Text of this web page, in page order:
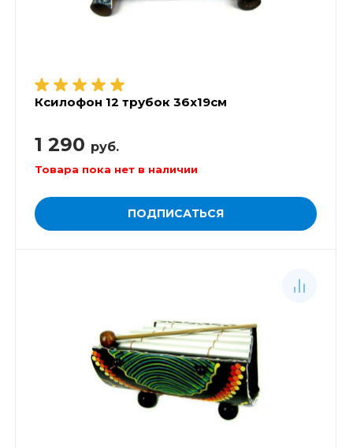
Ксилофон 12 трубок 36х19см
1 290 руб.
Товара пока нет в наличии
ПОДПИСАТЬСЯ